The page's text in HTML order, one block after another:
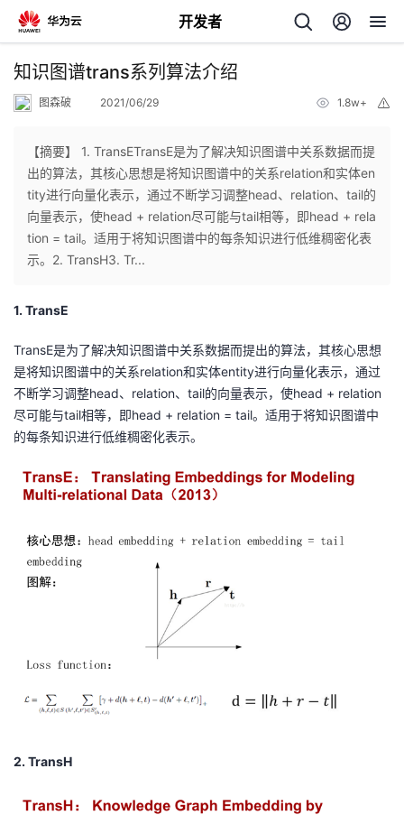
开发者
返
个
人
主
页
我
的
开
发
者
我
博
的
我
子
直
的
我
知识图谱trans系列算法介绍
图森破 2021/06/29 1.8w+
【摘要】 1. TransETransE是为了解决知识图谱中关系数据而提
出的算法，其核心思想是将知识图谱中的关系relation和实体en
tity进行向量化表示，通过不断学习调整head、relation、tail的
向量表示，使head + relation尽可能与tail相等，即head + rela
tion = tail。适用于将知识图谱中的每条知识进行低维稠密化表
示。2. TransH3. Tr...
1. TransE
TransE是为了解决知识图谱中关系数据而提出的算法，其核心思想
是将知识图谱中的关系relation和实体entity进行向量化表示，通过
不断学习调整head、 relation、 tail的向量表示，使head + relation
尽可能与tail相等，即head + relation = tail。适用于将知识图谱中
的每条知识进行低维稠密化表示。
2. TransH